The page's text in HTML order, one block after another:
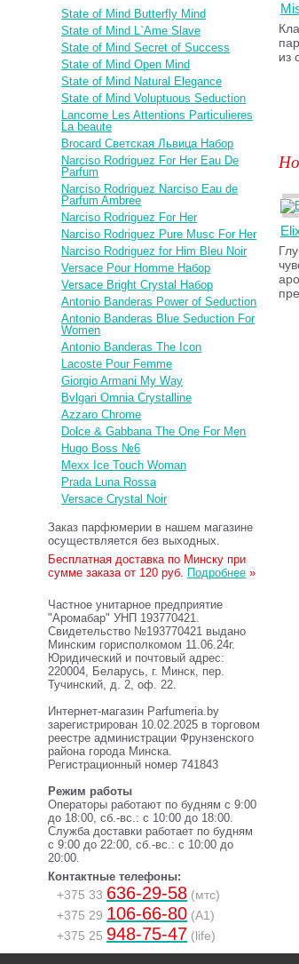
из
State of Mind Butterfly Mind
State of Mind L`Ame Slave
State of Mind Secret of Success
State of Mind Open Mind
State of Mind Natural Elegance
State of Mind Voluptuous Seduction
Lancome Les Attentions Particulieres
La beaute
Brocard Светская Львица Набор
Narciso Rodriguez For Her Eau De
Parfum
Narciso Rodriguez Narciso Eau de
Parfum Ambree
Narciso Rodriguez For Her
Narciso Rodriguez Pure Musc For Her
Narciso Rodriguez for Him Bleu Noir
Versace Pour Homme Набор
Versace Bright Crystal Набор
Antonio Banderas Power of Seduction
Antonio Banderas Blue Seduction For
Women
Antonio Banderas The Icon
Lacoste Pour Femme
Giorgio Armani My Way
Bvlgari Omnia Crystalline
Azzaro Chrome
Dolce & Gabbana The One For Men
Hugo Boss №6
Mexx Ice Touch Woman
Prada Luna Rossa
Versace Crystal Noir
Заказ парфюмерии в нашем магазине
осуществляется без выходных.
Бесплатная доставка по Минску при
сумме заказа от 120 руб. Подробнее »
Частное унитарное предприятие
"Аромабар" УНП 193770421.
Свидетельство №193770421 выдано
Минским горисполкомом 11.06.24г.
Юридический и почтовый адрес:
220004, Беларусь, г. Минск, пер.
Тучинский, д. 2, оф. 22.
Интернет-магазин Parfumeria.by
зарегистрирован 10.02.2025 в торговом
реестре администрации Фрунзенского
района города Минска.
Регистрационный номер 741843
Режим работы
Операторы работают по будням с 9:00
до 18:00, сб.-вс.: с 10:00 до 18:00.
Служба доставки работает по будням
с 9:00 до 22:00, сб.-вс.: с 10:00 до
20:00.
Контактные телефоны:
+375 33 636-29-58 (мтс)
+375 29 106-66-80 (A1)
+375 25 948-75-47 (life)